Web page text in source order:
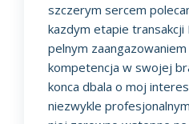
szczerym sercem
kazdym etapie transakcji
pelnym
kompetencja w swojej
konca dbala o moj
niezwykle